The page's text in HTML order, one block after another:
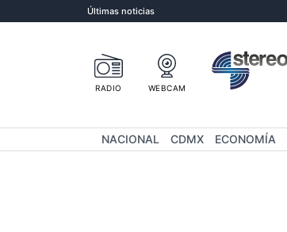
Últimas noticias
RADIO WEBCAM
NACIONAL CDMX ECONOMÍA